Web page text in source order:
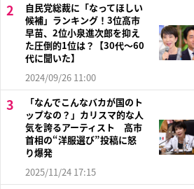
自民党総裁に「なってほしい
候補」ランキング！3位高市
早苗、2位小泉進次郎を抑え
た圧倒的1位は？【30代〜60
代に聞いた】
2024/09/26 11:00
「なんでこんなバカが国のト
ップなの？」カリスマ的な人
気を誇るアーティスト 高市
首相の“洋服選び”投稿に怒
り爆発
2025/11/24 17:15